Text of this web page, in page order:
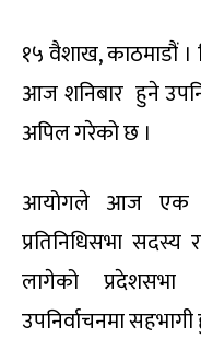
१५ वैशाख, काठमाडौं
आज शनिबार हुने
अपिल गरेको छ ।
आयोगले आज एक
प्रतिनिधिसभा सदस्य
लागेको
उपनिर्वाचनमा